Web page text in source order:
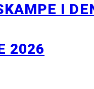
I
2026